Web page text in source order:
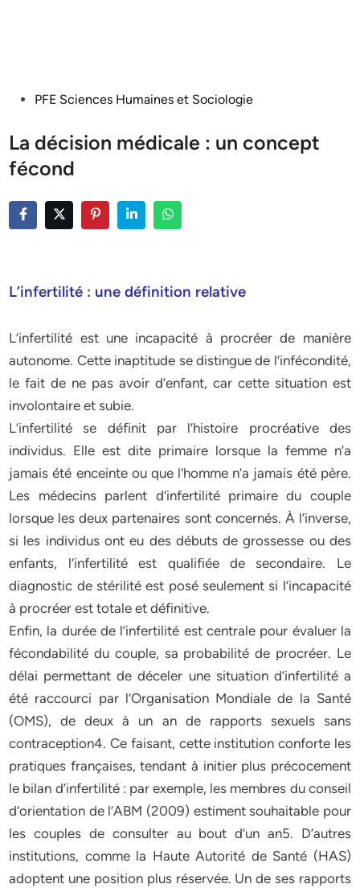
PostedPFE Sciences Humaines et Sociologie
La décision médicale : un concept
fécond
L’infertilité : une définition relative
L’infertilité est une incapacité à procréer de manière
autonome. Cette inaptitude se distingue de l’infécondité,
le fait de ne pas avoir d’enfant, car cette situation est
involontaire et subie.
L’infertilité se définit par l’histoire procréative des
individus. Elle est dite primaire lorsque la femme n’a
jamais été enceinte ou que l’homme n’a jamais été père.
Les médecins parlent d’infertilité primaire du couple
lorsque les deux partenaires sont concernés. À l’inverse,
si les individus ont eu des débuts de grossesse ou des
enfants, l’infertilité est qualifiée de secondaire. Le
diagnostic de stérilité est posé seulement si l’incapacité
à procréer est totale et définitive.
Enfin, la durée de l’infertilité est centrale pour évaluer la
fécondabilité du couple, sa probabilité de procréer. Le
délai permettant de déceler une situation d’infertilité a
été raccourci par l’Organisation Mondiale de la Santé
(OMS), de deux à un an de rapports sexuels sans
contraception4. Ce faisant, cette institution conforte les
pratiques françaises, tendant à initier plus précocement
le bilan d’infertilité : par exemple, les membres du conseil
d’orientation de l’ABM (2009) estiment souhaitable pour
les couples de consulter au bout d’un an5. D’autres
institutions, comme la Haute Autorité de Santé (HAS)
adoptent une position plus réservée. Un de ses rapports